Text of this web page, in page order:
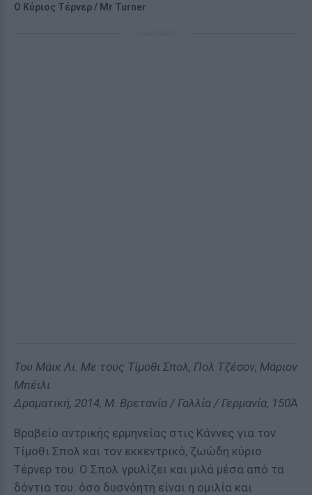
Ο Κύριος Τέρνερ / Mr Turner
Του Μάικ Λι. Με τους Τίμοθι Σπολ, Πολ Τζέσον, Μάριον
Μπέιλι
Δραματική, 2014, Μ. Βρετανία / Γαλλία / Γερμανία, 150Ά
Βραβείο αντρικής ερμηνείας στις Κάννες για τον
Τίμοθι Σπολ και τον εκκεντρικό, ζωώδη κύριο
Τέρνερ του. Ο Σπολ γρυλίζει και μιλά μέσα από τα
δόντια του: όσο δυσνόητη είναι η ομιλία και